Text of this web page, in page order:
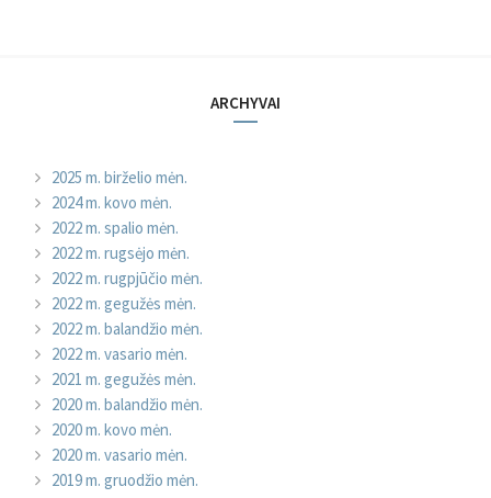
ARCHYVAI
2025 m. birželio mėn.
2024 m. kovo mėn.
2022 m. spalio mėn.
2022 m. rugsėjo mėn.
2022 m. rugpjūčio mėn.
2022 m. gegužės mėn.
2022 m. balandžio mėn.
2022 m. vasario mėn.
2021 m. gegužės mėn.
2020 m. balandžio mėn.
2020 m. kovo mėn.
2020 m. vasario mėn.
2019 m. gruodžio mėn.